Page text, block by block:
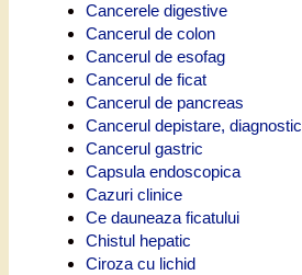
Cancerele digestive
Cancerul de colon
Cancerul de esofag
Cancerul de ficat
Cancerul de pancreas
Cancerul depistare, diagnostic
Cancerul gastric
Capsula endoscopica
Cazuri clinice
Ce dauneaza ficatului
Chistul hepatic
Ciroza cu lichid